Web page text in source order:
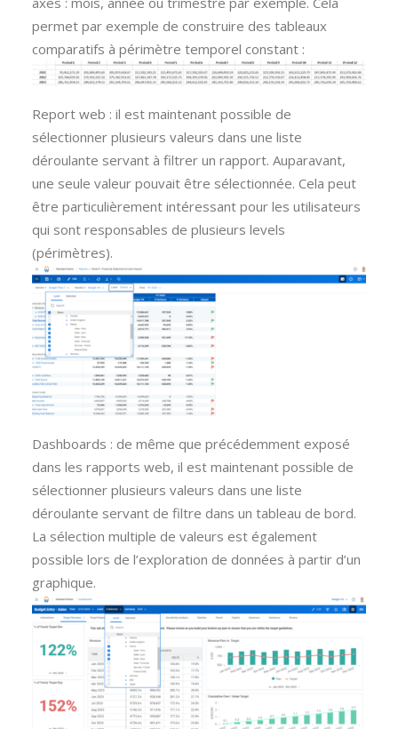
permet par exemple de construire des tableaux
comparatifs à périmètre temporel constant :
Report web : il est maintenant possible de
sélectionner plusieurs valeurs dans une liste
déroulante servant à filtrer un rapport. Auparavant,
une seule valeur pouvait être sélectionnée. Cela peut
être particulièrement intéressant pour les utilisateurs
qui sont responsables de plusieurs levels
(périmètres).
Dashboards : de même que précédemment exposé
dans les rapports web, il est maintenant possible de
sélectionner plusieurs valeurs dans une liste
déroulante servant de filtre dans un tableau de bord.
La sélection multiple de valeurs est également
possible lors de l’exploration de données à partir d’un
graphique.